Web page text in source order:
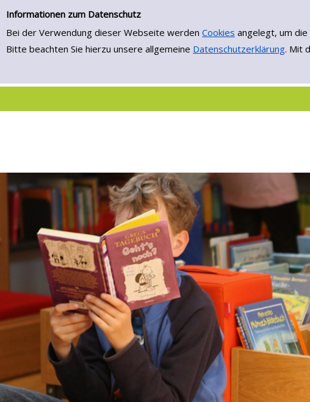
Neuerwerbungen
Informationen zum Datenschutz
Bei der Verwendung dieser Webseite werden Cookies angelegt, um
Bitte beachten Sie hierzu unsere allgemeine Datenschutzerklärung. Mit